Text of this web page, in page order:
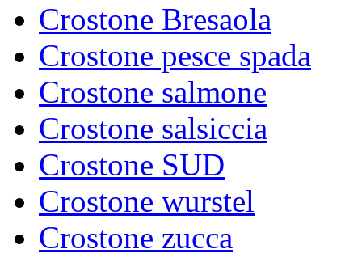
Crostone Bresaola
Crostone pesce spada
Crostone salmone
Crostone salsiccia
Crostone SUD
Crostone wurstel
Crostone zucca